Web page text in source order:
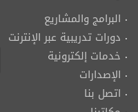
البرامج والمشاريع
دورات تدريبية عبر الإنترنت
خدمات إلكترونية
الإصدارات
اتصل بنا